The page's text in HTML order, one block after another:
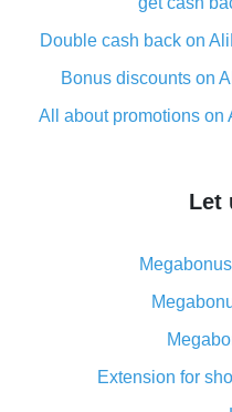
Double cash back on
Bonus discounts on
All about promotions on
What is cash back
The best place to
What is the AliExpress
its
Cash back from
Double cash back on
Let
Extension for